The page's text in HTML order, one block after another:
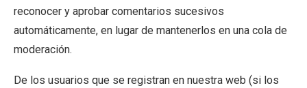
reconocer y aprobar comentarios sucesivos
automáticamente, en lugar de mantenerlos en una cola de
moderación.
De los usuarios que se registran en nuestra web (si los